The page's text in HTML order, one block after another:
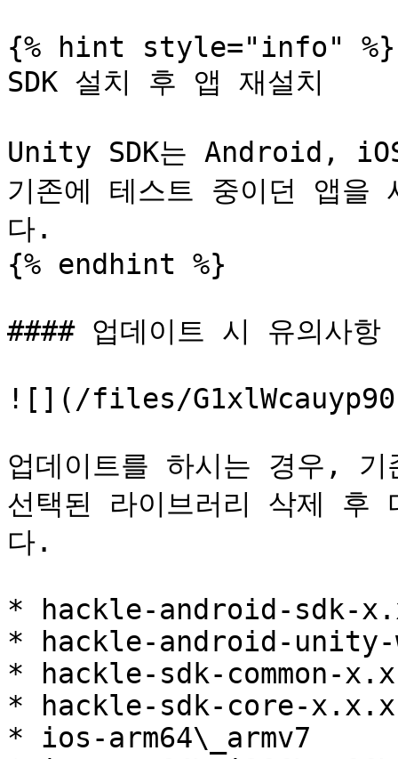
{% hint style="info" %}
SDK 설치 후 앱 재설치
Unity SDK는 Android,
기존에 테스트 중이던 앱을
다.
{% endhint %}
#### 업데이트 시 유의사항
![](/files/
업데이트를 하시는 경우,
선택된 라이브러리 삭제 후
다.
* hackle-android-sdk-
* hackle-android-
* hackle-sdk-common-
* hackle-sdk-core-x.x.x
* ios-arm64\_armv7